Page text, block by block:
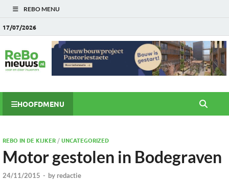
REBO MENU
17/07/2026
HOOFDMENU
REBO IN DE KIJKER/UNCATEGORIZED
Motor gestolen in Bodegraven
24/11/2015 - by redactie